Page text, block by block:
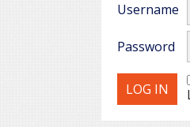
Username
Password